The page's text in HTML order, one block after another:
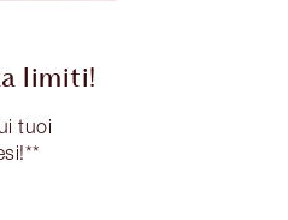
limiti!
tuoi